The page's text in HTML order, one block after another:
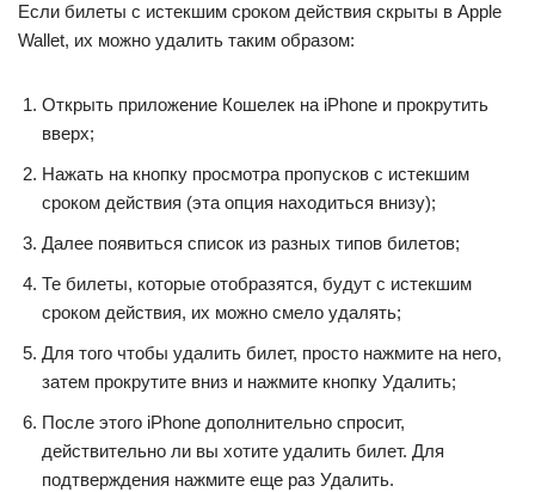
Если билеты с истекшим сроком действия скрыты в Apple
Wallet, их можно удалить таким образом:
Открыть приложение Кошелек на iPhone и прокрутить
вверх;
Нажать на кнопку просмотра пропусков с истекшим
сроком действия (эта опция находиться внизу);
Далее появиться список из разных типов билетов;
Те билеты, которые отобразятся, будут с истекшим
сроком действия, их можно смело удалять;
Для того чтобы удалить билет, просто нажмите на него,
затем прокрутите вниз и нажмите кнопку Удалить;
После этого iPhone дополнительно спросит,
действительно ли вы хотите удалить билет. Для
подтверждения нажмите еще раз Удалить.